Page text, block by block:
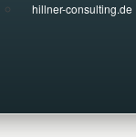
hillner-consulting.de